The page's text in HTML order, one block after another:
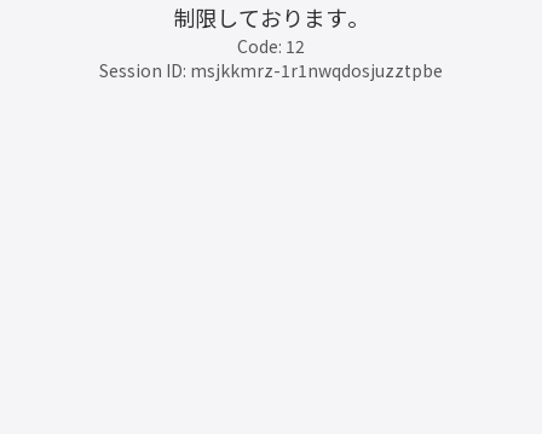
制限しております。
Code: 12
Session ID: msjkkmrz-1r1nwqdosjuzztpbe